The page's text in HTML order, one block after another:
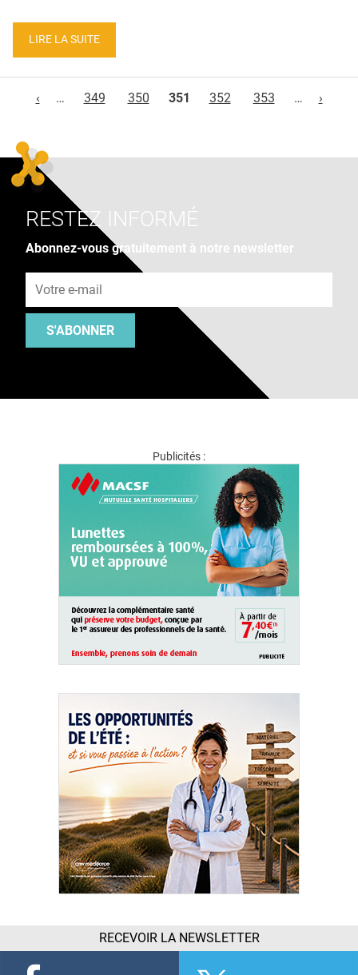
LIRE LA SUITE
‹
… 349 350 351 352 353 … ›
RESTEZ INFORMÉ
Abonnez-vous gratuitement à notre newsletter
S'ABONNER
Publicités :
RECEVOIR LA NEWSLETTER